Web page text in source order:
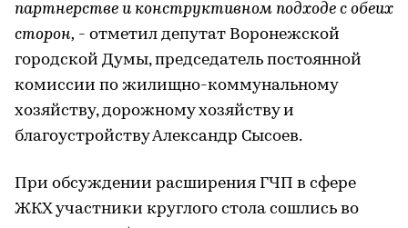
партнерстве и конструктивном подходе с обеих
сторон, - отметил депутат Воронежской
городской Думы, председатель постоянной
комиссии по жилищно-коммунальному
хозяйству, дорожному хозяйству и
благоустройству Александр Сысоев.
При обсуждении расширения ГЧП в сфере
ЖКХ участники круглого стола сошлись во